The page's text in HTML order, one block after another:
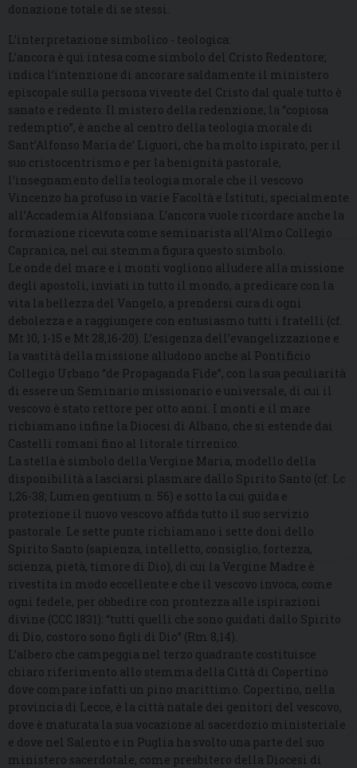
donazione totale di se stessi.
L’interpretazione simbolico - teologica:
L’ancora è qui intesa come simbolo del Cristo Redentore;
indica l’intenzione di ancorare saldamente il ministero
episcopale sulla persona vivente del Cristo dal quale tutto è
sanato e redento. Il mistero della redenzione, la “copiosa
redemptio”, è anche al centro della teologia morale di
Sant’Alfonso Maria de’ Liguori, che ha molto ispirato, per il
suo cristocentrismo e per la benignità pastorale,
l’insegnamento della teologia morale che il vescovo
Vincenzo ha profuso in varie Facoltà e Istituti, specialmente
all’Accademia Alfonsiana. L’ancora vuole ricordare anche la
formazione ricevuta come seminarista all’Almo Collegio
Capranica, nel cui stemma figura questo simbolo.
Le onde del mare e i monti vogliono alludere alla missione
degli apostoli, inviati in tutto il mondo, a predicare con la
vita la bellezza del Vangelo, a prendersi cura di ogni
debolezza e a raggiungere con entusiasmo tutti i fratelli (cf.
Mt 10, 1-15 e Mt 28,16-20). L’esigenza dell’evangelizzazione e
la vastità della missione alludono anche al Pontificio
Collegio Urbano “de Propaganda Fide”, con la sua peculiarità
di essere un Seminario missionario e universale, di cui il
vescovo è stato rettore per otto anni. I monti e il mare
richiamano infine la Diocesi di Albano, che si estende dai
Castelli romani fino al litorale tirrenico.
La stella è simbolo della Vergine Maria, modello della
disponibilità a lasciarsi plasmare dallo Spirito Santo (cf. Lc
1,26-38; Lumen gentium n. 56) e sotto la cui guida e
protezione il nuovo vescovo affida tutto il suo servizio
pastorale. Le sette punte richiamano i sette doni dello
Spirito Santo (sapienza, intelletto, consiglio, fortezza,
scienza, pietà, timore di Dio), di cui la Vergine Madre è
rivestita in modo eccellente e che il vescovo invoca, come
ogni fedele, per obbedire con prontezza alle ispirazioni
divine (CCC 1831): “tutti quelli che sono guidati dallo Spirito
di Dio, costoro sono figli di Dio” (Rm 8,14).
L’albero che campeggia nel terzo quadrante costituisce
chiaro riferimento allo stemma della Città di Copertino
dove compare infatti un pino marittimo. Copertino, nella
provincia di Lecce, è la città natale dei genitori del vescovo,
dove è maturata la sua vocazione al sacerdozio ministeriale
e dove nel Salento e in Puglia ha svolto una parte del suo
ministero sacerdotale, come presbitero della Diocesi di